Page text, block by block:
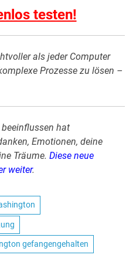
testen!
als jeder Computer
Prozesse zu lösen –
hat
Emotionen, deine
Träume.Diese neue
weiter.
gefangengehalten